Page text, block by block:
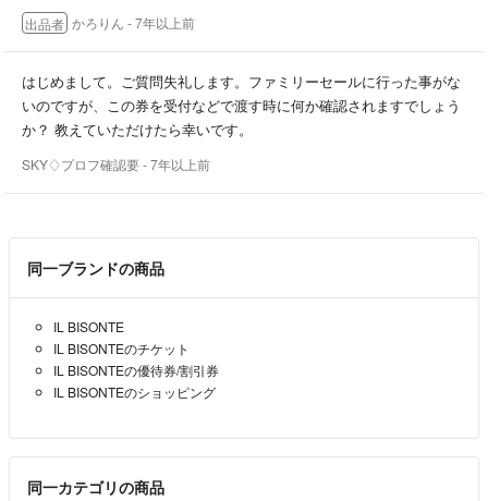
すぐに対応いたします。
返信のない時は無視ではなく、
仕事や夜間で未確認です、少しお待ちください。
交渉中であっても、ルールは即決が優先だそうです。
コメントをいただきました商品について、
その後どうされるかを、その日のうちくらいには、
ブロックさせていただきます。
発送はなるべく翌日発送を心がけますが、
2、3日お時間いただくとありがたいです。
金曜日にお受けしたら、発送は郵便局からですと、
お急ぎの方は郵送との差額負担をたまわり、
フリル便に変更します。
出品者 かろりん - 7年以上前
はじめまして。ご質問失礼します。ファミリーセールに行った事がな
いのですが、この券を受付などで渡す時に何か確認されますでしょう
か？ 教えていただけたら幸いです。
SKY♢プロフ確認要- 7年以上前
同一ブランドの商品
IL BISONTE
IL BISONTEのチケット
IL BISONTEの優待券/割引券
IL BISONTEのショッピング
同一カテゴリの商品